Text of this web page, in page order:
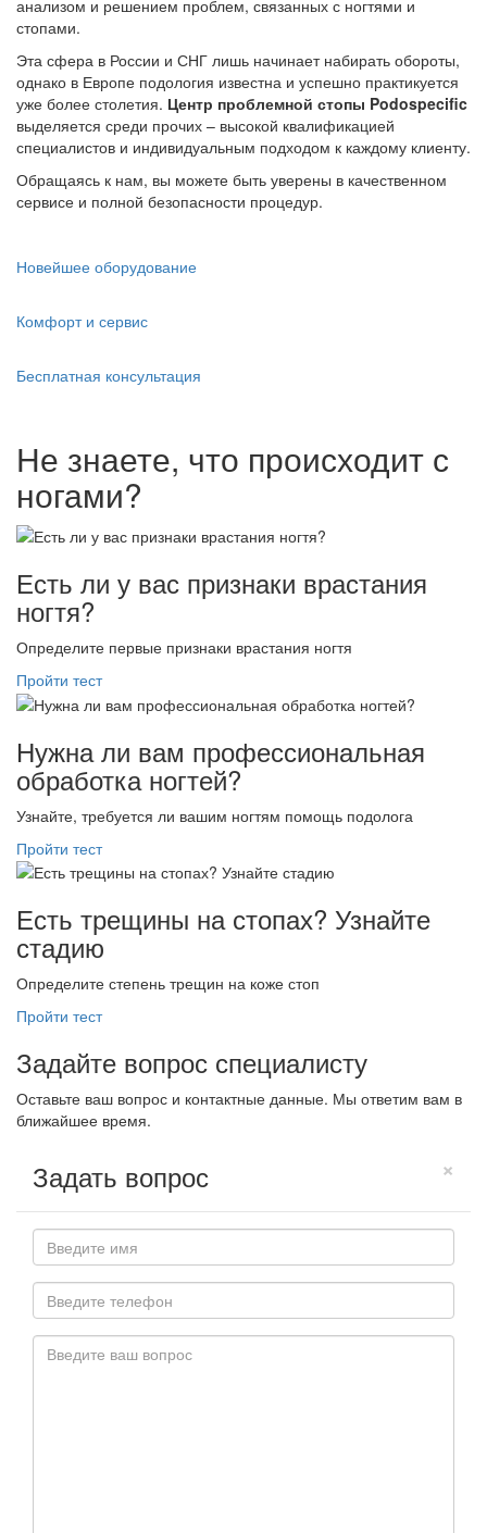
анализом и решением проблем, связанных с ногтями и
стопами.
Эта сфера в России и СНГ лишь начинает набирать обороты,
однако в Европе подология известна и успешно практикуется
уже более столетия. Центр проблемной стопы Podospecific
выделяется среди прочих – высокой квалификацией
специалистов и индивидуальным подходом к каждому клиенту.
Обращаясь к нам, вы можете быть уверены в качественном
сервисе и полной безопасности процедур.
Новейшее оборудование
Комфорт и сервис
Бесплатная консультация
Не знаете, что происходит с
ногами?
Есть ли у вас признаки врастания
ногтя?
Определите первые признаки врастания ногтя
Пройти тест
Нужна ли вам профессиональная
обработка ногтей?
Узнайте, требуется ли вашим ногтям помощь подолога
Пройти тест
Есть трещины на стопах? Узнайте
стадию
Определите степень трещин на коже стоп
Пройти тест
Задайте вопрос специалисту
Оставьте ваш вопрос и контактные данные. Мы ответим вам в
ближайшее время.
×
Задать вопрос